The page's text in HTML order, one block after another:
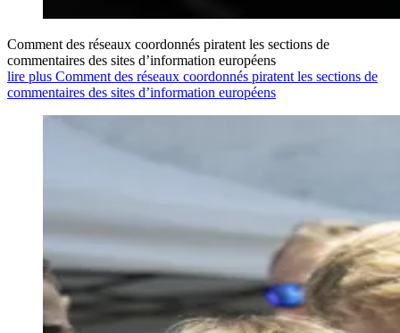
Comment des réseaux coordonnés piratent les sections de
commentaires des sites d’information européens
lire plus Comment des réseaux coordonnés piratent les sections de
commentaires des sites d’information européens